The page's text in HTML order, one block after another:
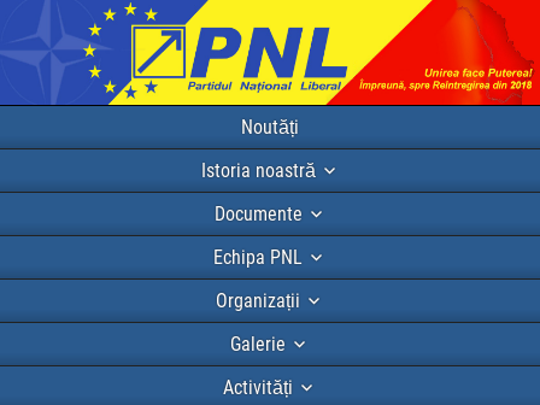
Noutăți
Istoria noastră
Documente
Echipa PNL
Organizații
Galerie
Activități